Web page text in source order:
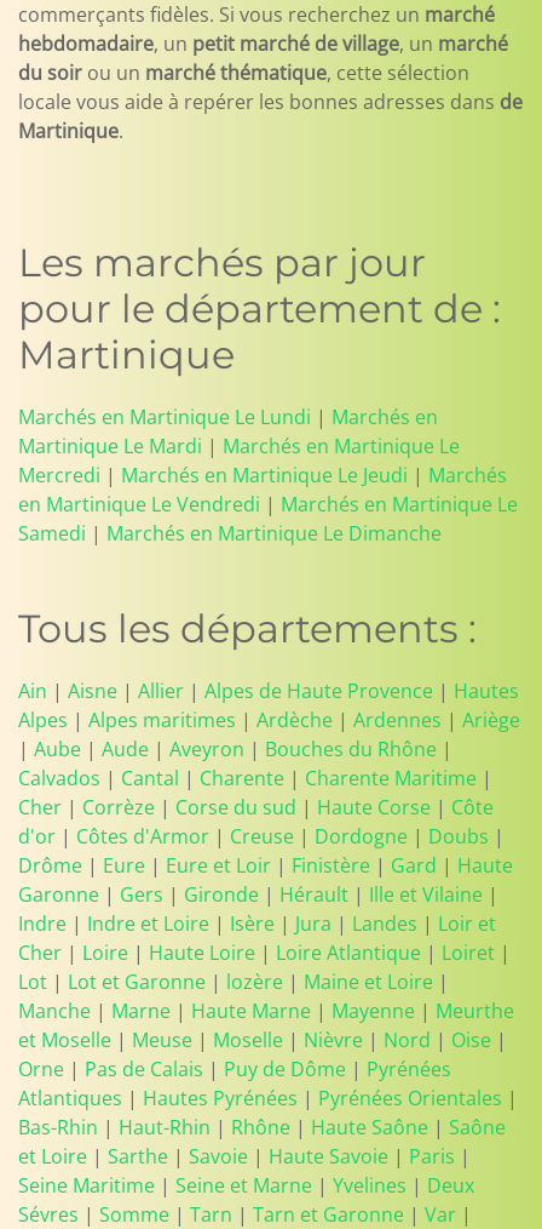
commerçants fidèles. Si vous recherchez un marché
hebdomadaire, un petit marché de village, un marché
du soir ou un marché thématique, cette sélection
locale vous aide à repérer les bonnes adresses dans de
Martinique.
Les marchés par jour
pour le département de :
Martinique
Marchés en Martinique Le Lundi | Marchés en
Martinique Le Mardi | Marchés en Martinique Le
Mercredi | Marchés en Martinique Le Jeudi | Marchés
en Martinique Le Vendredi | Marchés en Martinique Le
Samedi | Marchés en Martinique Le Dimanche
Tous les départements :
Ain | Aisne | Allier | Alpes de Haute Provence | Hautes
Alpes | Alpes maritimes | Ardèche | Ardennes | Ariège
| Aube | Aude | Aveyron | Bouches du Rhône |
Calvados | Cantal | Charente | Charente Maritime |
Cher | Corrèze | Corse du sud | Haute Corse | Côte
d'or | Côtes d'Armor | Creuse | Dordogne | Doubs |
Drôme | Eure | Eure et Loir | Finistère | Gard | Haute
Garonne | Gers | Gironde | Hérault | Ille et Vilaine |
Indre | Indre et Loire | Isère | Jura | Landes | Loir et
Cher | Loire | Haute Loire | Loire Atlantique | Loiret |
Lot | Lot et Garonne | lozère | Maine et Loire |
Manche | Marne | Haute Marne | Mayenne | Meurthe
et Moselle | Meuse | Moselle | Nièvre | Nord | Oise |
Orne | Pas de Calais | Puy de Dôme | Pyrénées
Atlantiques | Hautes Pyrénées | Pyrénées Orientales |
Bas-Rhin | Haut-Rhin | Rhône | Haute Saône | Saône
et Loire | Sarthe | Savoie | Haute Savoie | Paris |
Seine Maritime | Seine et Marne | Yvelines | Deux
Sévres | Somme | Tarn | Tarn et Garonne | Var |